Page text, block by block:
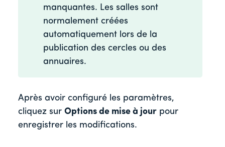
manquantes. Les salles sont
normalement créées
automatiquement lors de la
publication des cercles ou des
annuaires.
Après avoir configuré les paramètres,
cliquez sur Options de mise à jour pour
enregistrer les modifications.